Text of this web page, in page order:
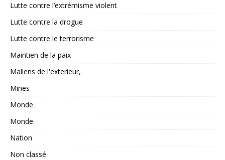
Lutte contre l’extrémisme violent
Lutte contre la drogue
Lutte contre le terrorisme
Maintien de la paix
Maliens de l'exterieur,
Mines
Monde
Monde
Nation
Non classé